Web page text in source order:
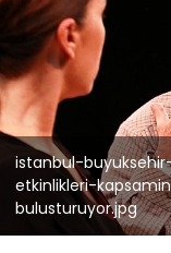
istanbul-
etkinlikleri-
bulusturuyor.jpg